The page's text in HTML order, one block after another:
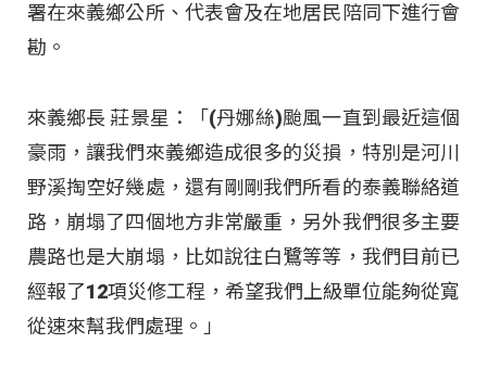
署在來義鄉公所、代表會及在地居民陪同下進行會
勘。
來義鄉長 莊景星：「(丹娜絲)颱風一直到最近這個
豪雨，讓我們來義鄉造成很多的災損，特別是河川
野溪掏空好幾處，還有剛剛我們所看的泰義聯絡道
路，崩塌了四個地方非常嚴重，另外我們很多主要
農路也是大崩塌，比如說往白鷺等等，我們目前已
經報了12項災修工程，希望我們上級單位能夠從寬
從速來幫我們處理。」